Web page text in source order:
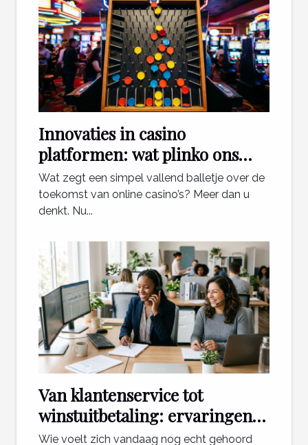
Innovaties in casino
platformen: wat plinko ons
leert
Wat zegt een simpel vallend balletje over de
toekomst van online casino’s? Meer dan u
denkt. Nu...
Van klantenservice tot
winstuitbetaling: ervaringen
die ertoe doen
Wie voelt zich vandaag nog echt gehoord